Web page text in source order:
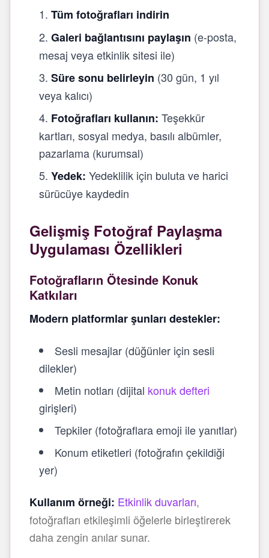
Tüm fotoğrafları indirin
Galeri bağlantısını paylaşın (e-posta,
mesaj veya etkinlik sitesi ile)
Süre sonu belirleyin (30 gün, 1 yıl
veya kalıcı)
Fotoğrafları kullanın: Teşekkür
kartları, sosyal medya, basılı albümler,
pazarlama (kurumsal)
Yedek: Yedeklilik için buluta ve harici
sürücüye kaydedin
Gelişmiş Fotoğraf Paylaşma
Uygulaması Özellikleri
Fotoğrafların Ötesinde Konuk
Katkıları
Modern platformlar şunları destekler:
Sesli mesajlar (düğünler için sesli
dilekler)
Metin notları (dijital konuk defteri
girişleri)
Tepkiler (fotoğraflara emoji ile yanıtlar)
Konum etiketleri (fotoğrafın çekildiği
yer)
Kullanım örneği: Etkinlik duvarları,
fotoğrafları etkileşimli öğelerle birleştirerek
daha zengin anılar sunar.